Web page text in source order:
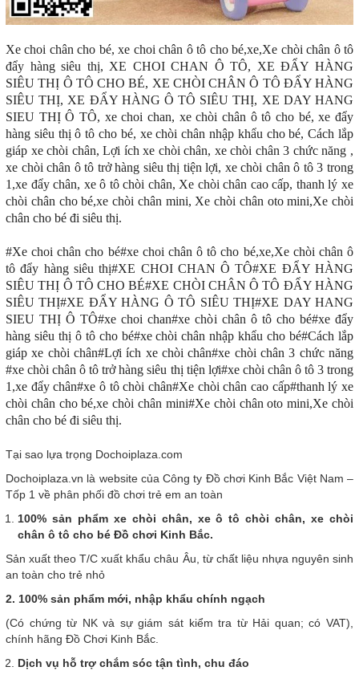
Xe choi chân cho bé, xe choi chân ô tô cho bé,xe,Xe chòi chân ô tô
đẩy hàng siêu thị, XE CHOI CHAN Ô TÔ, XE ĐẨY HÀNG
SIÊU THỊ Ô TÔ CHO BÉ, XE CHÒI CHÂN Ô TÔ ĐẨY HÀNG
SIÊU THỊ, XE ĐẨY HÀNG Ô TÔ SIÊU THỊ, XE DAY HANG
SIEU THỊ Ô TÔ, xe choi chan, xe chòi chân ô tô cho bé, xe đẩy
hàng siêu thị ô tô cho bé, xe chòi chân nhập khẩu cho bé, Cách lắp
giáp xe chòi chân, Lợi ích xe chòi chân, xe chòi chân 3 chức năng ,
xe chòi chân ô tô trở hàng siêu thị tiện lợi, xe chòi chân ô tô 3 trong
1,xe đẩy chân, xe ô tô chòi chân, Xe chòi chân cao cấp, thanh lý xe
chòi chân cho bé,xe chòi chân mini, Xe chòi chân oto mini,Xe chòi
chân cho bé đi siêu thị.
#Xe choi chân cho bé#xe choi chân ô tô cho bé,xe,Xe chòi chân ô
tô đẩy hàng siêu thị#XE CHOI CHAN Ô TÔ#XE ĐẨY HÀNG
SIÊU THỊ Ô TÔ CHO BÉ#XE CHÒI CHÂN Ô TÔ ĐẨY HÀNG
SIÊU THỊ#XE ĐẨY HÀNG Ô TÔ SIÊU THỊ#XE DAY HANG
SIEU THỊ Ô TÔ#xe choi chan#xe chòi chân ô tô cho bé#xe đẩy
hàng siêu thị ô tô cho bé#xe chòi chân nhập khẩu cho bé#Cách lắp
giáp xe chòi chân#Lợi ích xe chòi chân#xe chòi chân 3 chức năng
#xe chòi chân ô tô trở hàng siêu thị tiện lợi#xe chòi chân ô tô 3 trong
1,xe đẩy chân#xe ô tô chòi chân#Xe chòi chân cao cấp#thanh lý xe
chòi chân cho bé,xe chòi chân mini#Xe chòi chân oto mini,Xe chòi
chân cho bé đi siêu thị.
Tại sao lựa trọng Dochoiplaza.com
Dochoiplaza.vn là website của Công ty Đồ chơi Kinh Bắc Việt Nam –
Tốp 1 về phân phối đồ chơi trẻ em an toàn
100% sản phẩm xe chòi chân, xe ô tô chòi chân, xe chòi
chân ô tô cho bé Đồ chơi Kinh Bắc.
Sản xuất theo T/C xuất khẩu châu Âu, từ chất liệu nhựa nguyên sinh
an toàn cho trẻ nhỏ
2. 100% sản phẩm mới, nhập khẩu chính ngạch
(Có chứng từ NK và sự giám sát kiểm tra từ Hải quan; có VAT),
chính hãng Đồ Chơi Kinh Bắc.
Dịch vụ hỗ trợ chắm sóc tận tình, chu đáo